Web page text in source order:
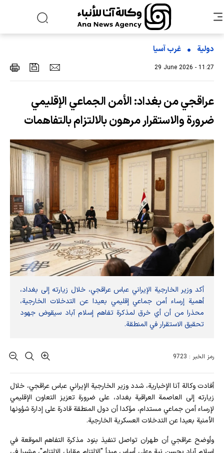
دولية غرب آسیا
29 June 2026 - 11:27
عراقجي من بغداد: الأمن الجماعي الإقليمي
ضرورة والاستقرار مرهون بالالتزام بالتفاهمات
أكد وزير الخارجية الإيراني عباس عراقجي، خلال زيارته إلى بغداد،
أهمية إرساء أمن جماعي إقليمي بعيدا عن التدخلات الخارجية،
محذرا من أن أي خرق لمذكرة تفاهم إسلام آباد سيقوض جهود
تحقيق الاستقرار في المنطقة.
رمز الخبر : 9723
أفادت وکالة آنا الإخباریة، شدد وزير الخارجية الإيراني عباس عراقجي، خلال
زيارته إلى العاصمة العراقية بغداد، على ضرورة تعزيز التعاون الإقليمي
لإرساء أمن جماعي مستدام، مؤكدا أن دول المنطقة قادرة على إدارة شؤونها
الأمنية بعيدا عن التدخلات العسكرية الخارجية.
وأوضح عراقجي أن طهران تواصل تنفيذ بنود مذكرة التفاهم الموقعة في